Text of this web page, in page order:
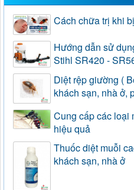
Cách chữa trị khi
Hướng dẫn sử
Stihl SR420 -
Diệt rệp giường (
khách sạn, nhà ở,
Cung cấp các loại
hiệu quả
Thuốc diệt muỗi
khách sạn, nhà ở